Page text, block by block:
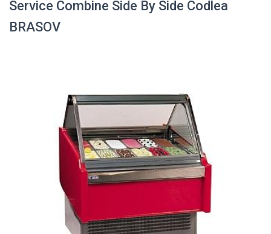
Service Combine Side By Side Codlea
BRASOV